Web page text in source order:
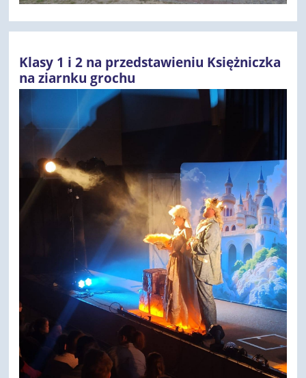
Klasy 1 i 2 na przedstawieniu Księżniczka
na ziarnku grochu